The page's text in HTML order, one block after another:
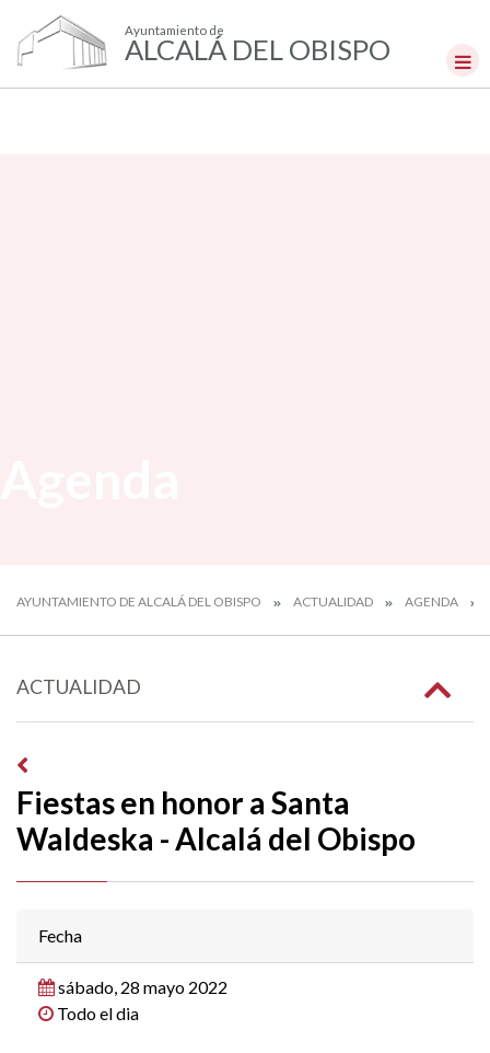
Ayuntamiento de
ALCALÁ DEL OBISPO
AYUNTAMIENTO DE ALCALÁ DEL OBISPO ACTUALIDAD AGENDA
ACTUALIDAD
Fiestas en honor a Santa
Waldeska - Alcalá del Obispo
Fecha
sábado, 28 mayo 2022
Todo el dia